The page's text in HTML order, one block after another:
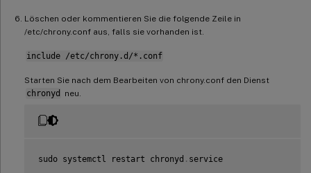
Löschen oder kommentieren Sie die folgende Zeile in
/etc/chrony.conf aus, falls sie vorhanden ist.
include /etc/chrony.d/*.conf
Starten Sie nach dem Bearbeiten von chrony.conf den Dienst
chronyd
neu.
sudo systemctl restart chronyd . service